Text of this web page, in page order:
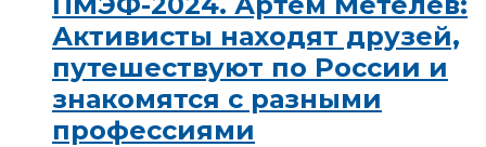
Активисты находят друзей,
путешествуют по России и
знакомятся с разными
профессиями